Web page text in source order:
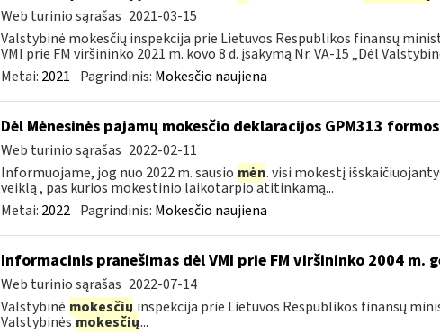
Web turinio sąrašas 2021-03-15
Valstybinė mokesčių inspekcija prie Lietuvos Respublikos finansų
VMI prie FM viršininko 2021 m. kovo 8 d. įsakymą Nr. VA-15 „Dėl
Metai: 2021 Pagrindinis: Mokesčio naujiena
Dėl Mėnesinės pajamų mokesčio deklaracijos GPM313
Web turinio sąrašas 2022-02-11
Informuojame, jog nuo 2022 m. sausio mėn. visi mokestį
veiklą , pas kurios mokestinio laikotarpio atitinkamą...
Metai: 2022 Pagrindinis: Mokesčio naujiena
Informacinis pranešimas dėl VMI prie FM viršininko 2004 m.
Web turinio sąrašas 2022-07-14
Valstybinė mokesčių inspekcija prie Lietuvos Respublikos finansų
Valstybinėsmokesčių...